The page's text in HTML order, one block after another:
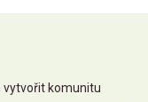
vytvořit komunitu